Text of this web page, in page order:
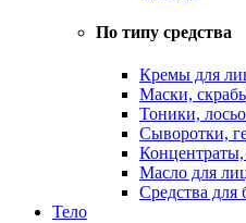
По типу средства
Кремы для
Маски,
Тоники,
Сыворотки,
Масло для
Средства для
Тело